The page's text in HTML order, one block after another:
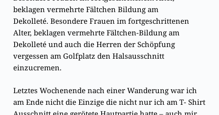
beklagen vermehrte Fältchen Bildung am
Dekolleté. Besondere Frauen im fortgeschrittenen
Alter, beklagen vermehrte Fältchen-Bildung am
Dekolleté und auch die Herren der Schöpfung
vergessen am Golfplatz den Halsausschnitt
einzucremen.
Letztes Wochenende nach einer Wanderung war ich
am Ende nicht die Einzige die nicht nur ich am T- Shirt